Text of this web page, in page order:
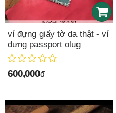
ví đựng giấy tờ da thật - ví
đựng passport olug
600,000đ